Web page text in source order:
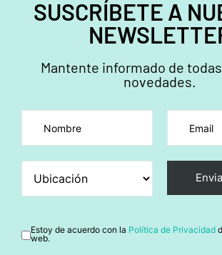
SUSCRÍBETE A
Mantente informado de
novedades.
Por favor, deja este campo vacío.
Estoy de acuerdo con la Política de Privacidad
web.